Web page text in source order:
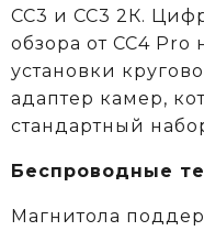
СС3 и СС3 2К.
обзора от CC4
установки
адаптер камер,
стандартный
Беспроводные
Магнитола